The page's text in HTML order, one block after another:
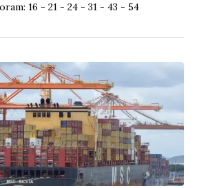
16 - 21 - 24 - 31 - 43 - 54